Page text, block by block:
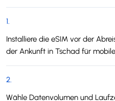
1.
Installiere die eSIM vor der
der Ankunft in Tschad für
2.
Wähle Datenvolumen und